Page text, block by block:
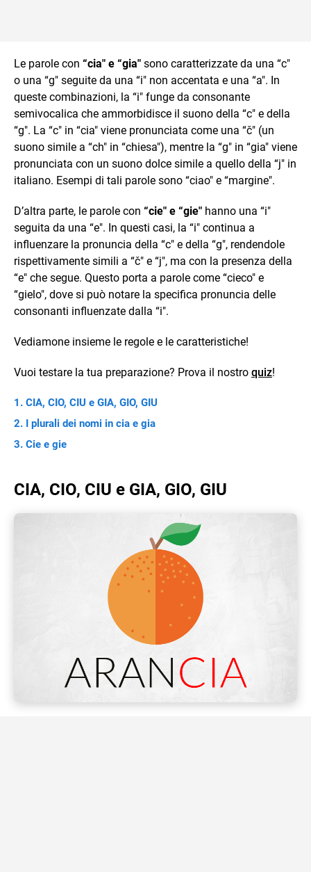
Le parole con “cia" e “gia" sono caratterizzate da una “c"
o una “g" seguite da una “i" non accentata e una “a". In
queste combinazioni, la “i" funge da consonante
semivocalica che ammorbidisce il suono della “c" e della
“g". La “c" in “cia" viene pronunciata come una “č" (un
suono simile a “ch" in “chiesa"), mentre la “g" in “gia" viene
pronunciata con un suono dolce simile a quello della “j" in
italiano. Esempi di tali parole sono “ciao" e “margine".
D’altra parte, le parole con “cie" e “gie" hanno una “i"
seguita da una “e". In questi casi, la “i" continua a
influenzare la pronuncia della “c" e della “g", rendendole
rispettivamente simili a “č" e “j", ma con la presenza della
“e" che segue. Questo porta a parole come “cieco" e
“gielo", dove si può notare la specifica pronuncia delle
consonanti influenzate dalla “i".
Vediamone insieme le regole e le caratteristiche!
Vuoi testare la tua preparazione? Prova il nostro quiz!
CIA, CIO, CIU e GIA, GIO, GIU
I plurali dei nomi in cia e gia
Cie e gie
CIA, CIO, CIU e GIA, GIO, GIU